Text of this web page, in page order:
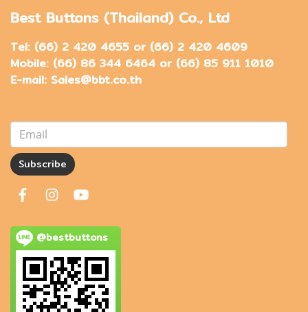
Best Buttons (Thailand) Co., Ltd
Tel: (66) 2 420 4655 or (66) 2 420 4609
Mobile: (66) 86 344 6464 or (66) 85 911 1010
E-mail: Sales@bbt.co.th
Subscribe
@bestbuttons